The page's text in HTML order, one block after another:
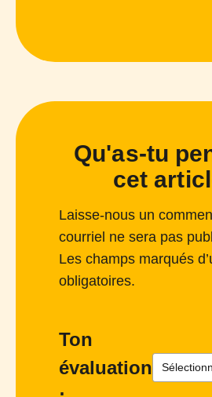
Qu'as-tu
cet
Laisse-nous un
courriel ne sera pas
Les champs marqués
obligatoires.
Ton
évaluation